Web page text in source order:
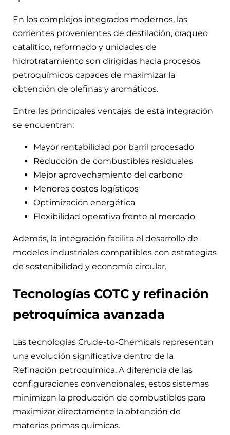
En los complejos integrados modernos, las
corrientes provenientes de destilación, craqueo
catalítico, reformado y unidades de
hidrotratamiento son dirigidas hacia procesos
petroquímicos capaces de maximizar la
obtención de olefinas y aromáticos.
Entre las principales ventajas de esta integración
se encuentran:
Mayor rentabilidad por barril procesado
Reducción de combustibles residuales
Mejor aprovechamiento del carbono
Menores costos logísticos
Optimización energética
Flexibilidad operativa frente al mercado
Además, la integración facilita el desarrollo de
modelos industriales compatibles con estrategias
de sostenibilidad y economía circular.
Tecnologías COTC y refinación
petroquímica avanzada
Las tecnologías Crude-to-Chemicals representan
una evolución significativa dentro de la
Refinación petroquímica. A diferencia de las
configuraciones convencionales, estos sistemas
minimizan la producción de combustibles para
maximizar directamente la obtención de
materias primas químicas.